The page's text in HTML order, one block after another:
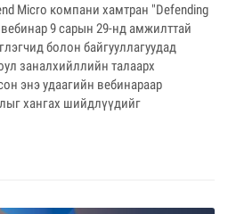
Micro компани хамтран "Defending
9 сарын 29-нд амжилттай
болон байгууллагуудад
заналхийллийн талаарх
энэ удаагийн вебинараар
хангах шийдлүүдийг